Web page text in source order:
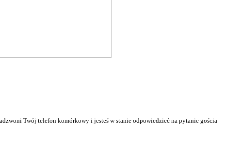
Twój telefon komórkowy i jesteś w stanie odpowiedzieć na pytanie gościa